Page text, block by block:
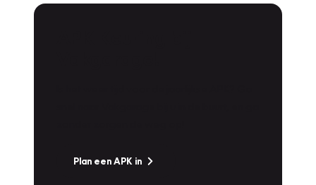
Plan een APK in